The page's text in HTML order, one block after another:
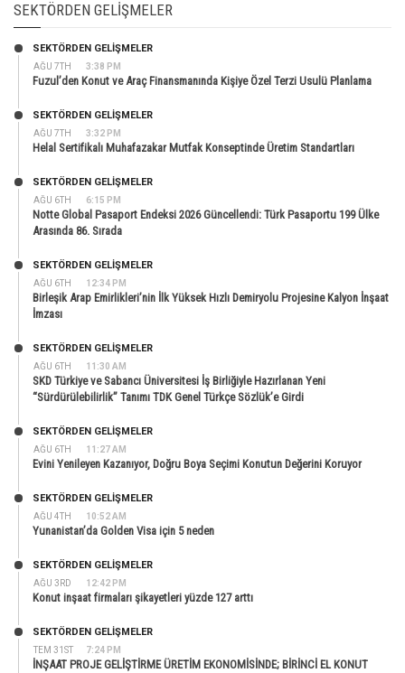
SEKTÖRDEN GELIŞMELER
AĞU 7TH 3:38 PM
SEKTÖRDEN GELIŞMELER
Fuzul’den Konut ve Araç Finansmanında Kişiye Özel Terzi Usulü Planlama
AĞU 7TH 3:32 PM
SEKTÖRDEN GELIŞMELER
Helal Sertifikalı Muhafazakar Mutfak Konseptinde Üretim Standartları
AĞU 6TH 6:15 PM
SEKTÖRDEN GELIŞMELER
Notte Global Pasaport Endeksi 2026 Güncellendi: Türk Pasaportu 199 Ülke
Arasında 86. Sırada
AĞU 6TH 12:34 PM
SEKTÖRDEN GELIŞMELER
Birleşik Arap Emirlikleri’nin İlk Yüksek Hızlı Demiryolu Projesine Kalyon İnşaat
İmzası
AĞU 6TH 11:30 AM
SEKTÖRDEN GELIŞMELER
SKD Türkiye ve Sabancı Üniversitesi İş Birliğiyle Hazırlanan Yeni
“Sürdürülebilirlik” Tanımı TDK Genel Türkçe Sözlük’e Girdi
AĞU 6TH 11:27 AM
SEKTÖRDEN GELIŞMELER
Evini Yenileyen Kazanıyor, Doğru Boya Seçimi Konutun Değerini Koruyor
AĞU 4TH 10:52 AM
SEKTÖRDEN GELIŞMELER
Yunanistan’da Golden Visa için 5 neden
AĞU 3RD 12:42 PM
SEKTÖRDEN GELIŞMELER
Konut inşaat firmaları şikayetleri yüzde 127 arttı
TEM 31ST 7:24 PM
SEKTÖRDEN GELIŞMELER
İNŞAAT PROJE GELİŞTİRME ÜRETİM EKONOMİSİNDE; BİRİNCİ EL KONUT